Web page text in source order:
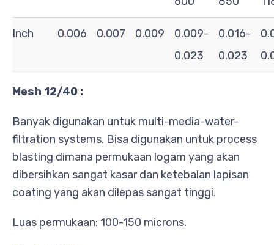
Inch 0.006 0.007 0.009
0.009-
0.023
0.016-
0.023
Mesh 12/40 :
Banyak digunakan untuk multi-media-water-
filtration systems. Bisa digunakan untuk process
blasting dimana permukaan logam yang akan
dibersihkan sangat kasar dan ketebalan lapisan
coating yang akan dilepas sangat tinggi.
Luas permukaan: 100-150 microns.